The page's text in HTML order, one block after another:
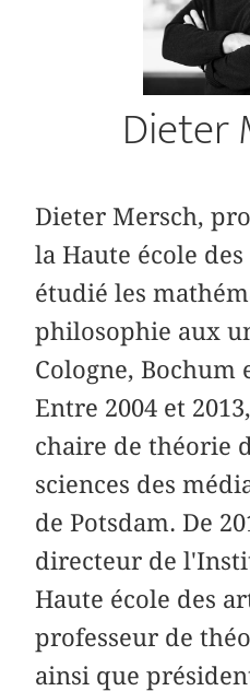
Dieter
Dieter Mersch,
la Haute école
étudié les
philosophie aux
Cologne, Bochum
Entre 2004 et
chaire de théorie
sciences des
de Potsdam. De
directeur de
Haute école des
professeur de
ainsi que